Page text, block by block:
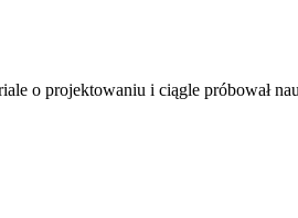
o projektowaniu i ciągle próbował